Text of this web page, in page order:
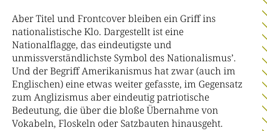
Aber Titel und Frontcover bleiben ein Griff ins
nationalistische Klo. Dargestellt ist eine
Nationalflagge, das eindeutigste und
unmissverständlichste Symbol des Nationalismus’.
Und der Begriff Amerikanismus hat zwar (auch im
Englischen) eine etwas weiter gefasste, im Gegensatz
zum Anglizismus aber eindeutig patriotische
Bedeutung, die über die bloße Übernahme von
Vokabeln, Floskeln oder Satzbauten hinausgeht.